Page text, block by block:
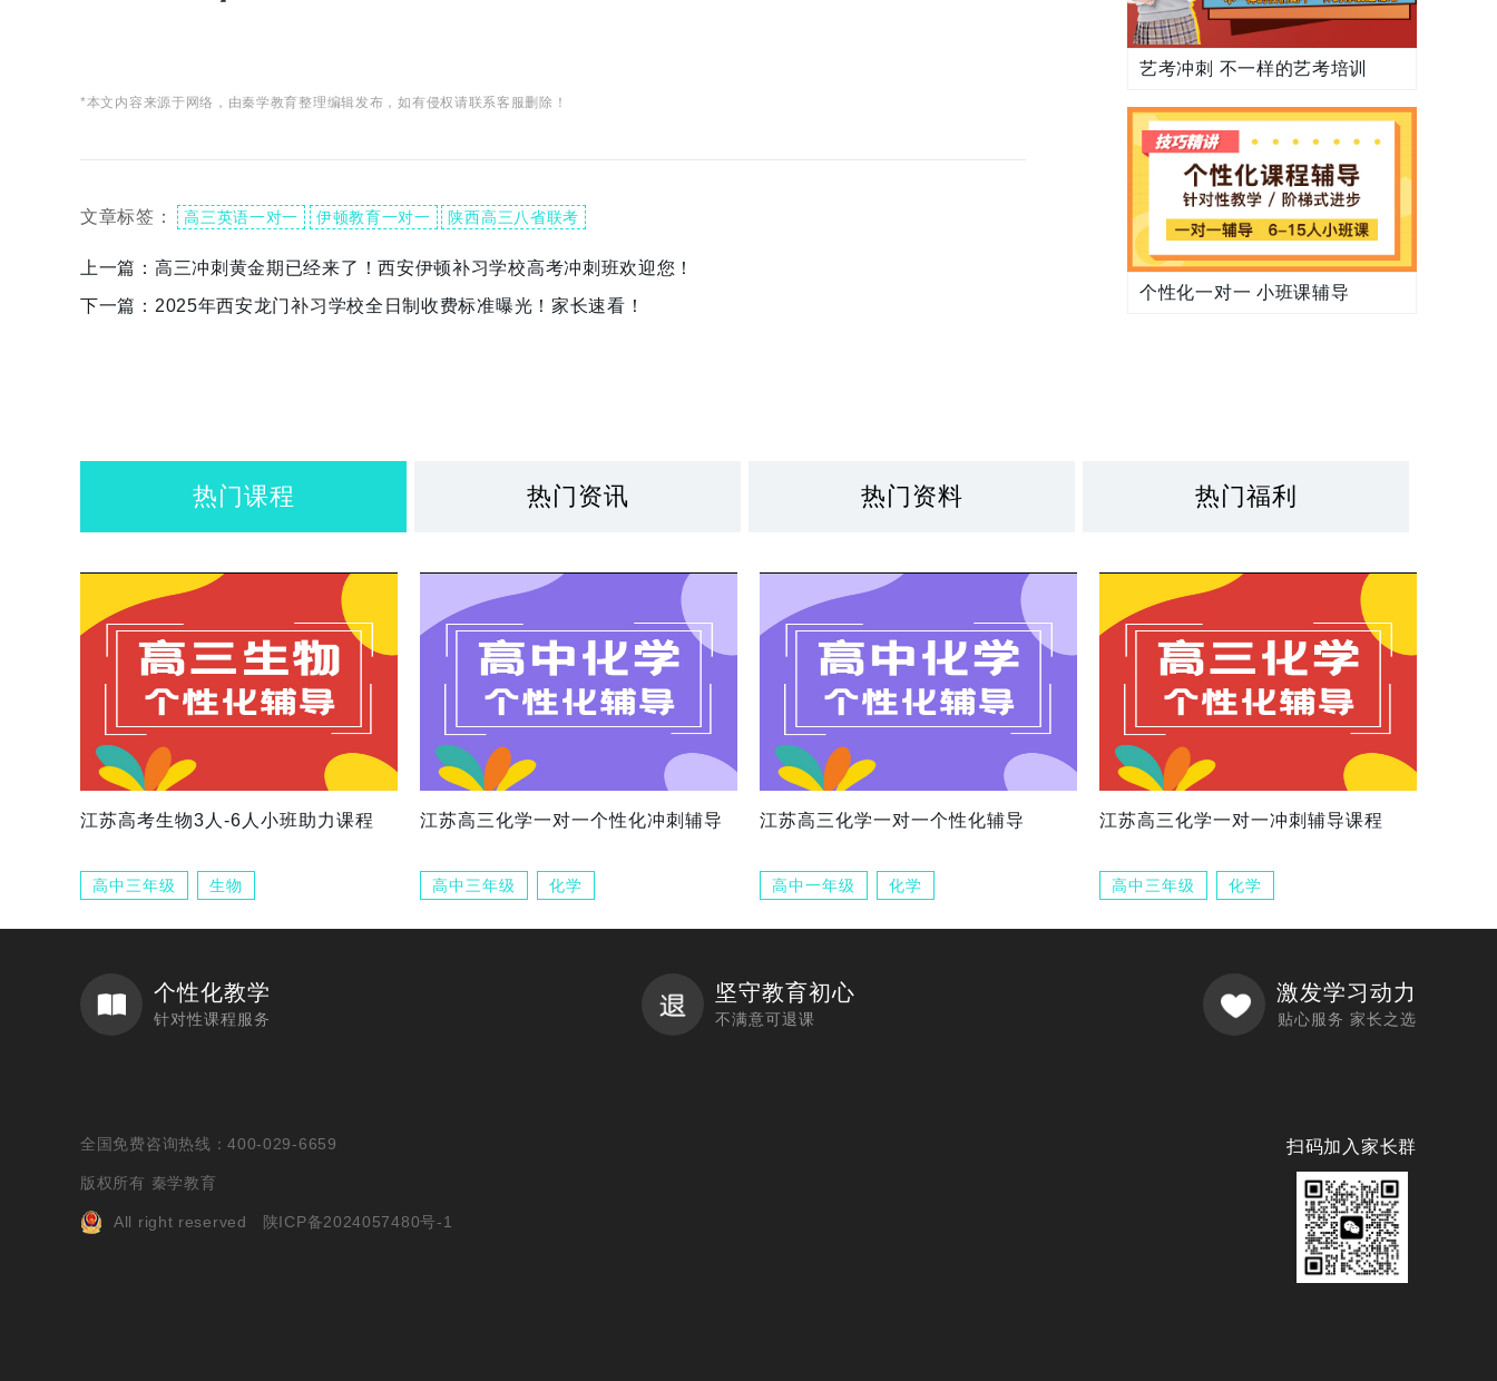
*本文内容来源于网络，由秦学教育整理编辑发布，如有侵权请联系客服删除！
文章标签： 高三英语一对一 伊顿教育一对一 陕西高三八省联考
上一篇： 高三冲刺黄金期已经来了！西安伊顿补习学校高考冲刺班欢迎您！
下一篇： 2025年西安龙门补习学校全日制收费标准曝光！家长速看！
艺考冲刺 不一样的艺考培训
个性化一对一 小班课辅导
热门课程 热门资讯 热门资料 热门福利
江苏高考生物3人-6人小班助力课程
高中三年级 生物
江苏高三化学一对一个性化冲刺辅导
高中三年级 化学
江苏高三化学一对一个性化辅导
高中一年级 化学
江苏高三化学一对一冲刺辅导课程
高中三年级 化学
个性化教学
针对性课程服务
坚守教育初心
不满意可退课
激发学习动力
贴心服务 家长之选
全国免费咨询热线：400-029-6659
版权所有 秦学教育
All right reserved 陕ICP备2024057480号-1
扫码加入家长群